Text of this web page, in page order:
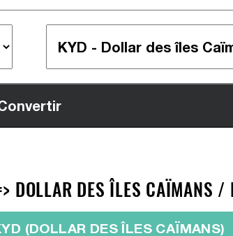
DOLLAR DES ÎLES CAÏMANS /
(DOLLAR DES ÎLES CAÏMANS)